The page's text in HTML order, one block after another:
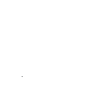
mot de passe. Pour